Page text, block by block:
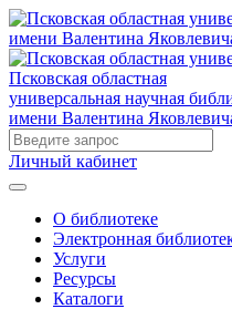
Псковская областная
универсальная научная
имени Валентина
Личный кабинет
О библиотеке
Электронная
Услуги
Ресурсы
Каталоги